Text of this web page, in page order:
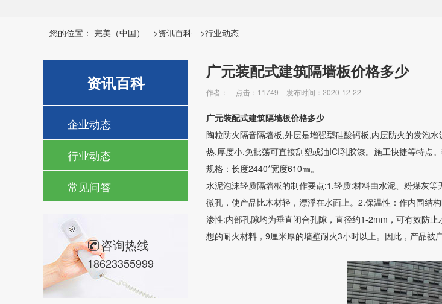
您的位置： 完美（中国） >资讯百科 >行业动态
资讯百科
企业动态
行业动态
常见问答
咨询热线
18623355999
广元装配式建筑隔墙板价格多少
作者： 点击：11749 发布时间：2020-12-22
广元装配式建筑隔墙板价格多少
陶粒防火隔音隔墙板,外层是增强型硅酸钙板,内层防火的发泡
热,厚度小,免批荡可直接刮塑或油ICI乳胶漆。施工快捷等特点
规格：长度2440*宽度610㎜。
水泥泡沫轻质隔墙板的制作要点:1.轻质:材料由水泥、粉煤灰
微孔，使产品比木材轻，漂浮在水面上。2.保温性：作内围结
渗性:内部孔隙均为垂直闭合孔隙，直径约1-2mm，可有效防
想的耐火材料，9厘米厚的墙壁耐火3小时以上。因此，产品被